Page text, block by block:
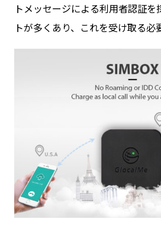
トメッセージによる利用者認証
トが多くあり、これを受け取る必